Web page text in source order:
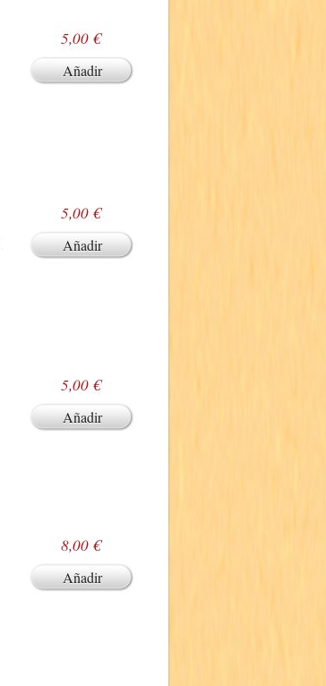
5,00 €
Añadir
5,00 €
Añadir
5,00 €
Añadir
8,00 €
Añadir